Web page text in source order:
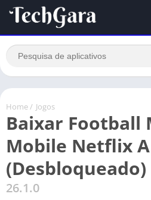
Home / Jogos
Baixar Football
Mobile Netflix
(Desbloqueado)
26.1.0